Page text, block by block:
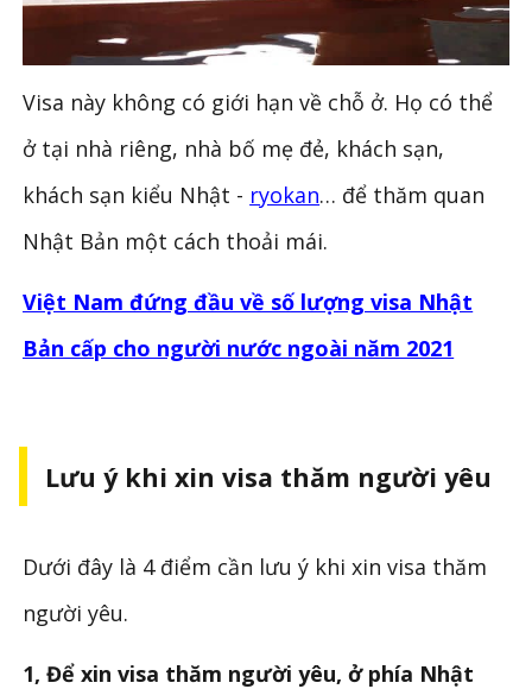
Visa này không có giới hạn về chỗ ở. Họ có thể
ở tại nhà riêng, nhà bố mẹ đẻ, khách sạn,
khách sạn kiểu Nhật - ryokan… để thăm quan
Nhật Bản một cách thoải mái.
Việt Nam đứng đầu về số lượng visa Nhật
Bản cấp cho người nước ngoài năm 2021
Lưu ý khi xin visa thăm người yêu
Dưới đây là 4 điểm cần lưu ý khi xin visa thăm
người yêu.
1, Để xin visa thăm người yêu, ở phía Nhật